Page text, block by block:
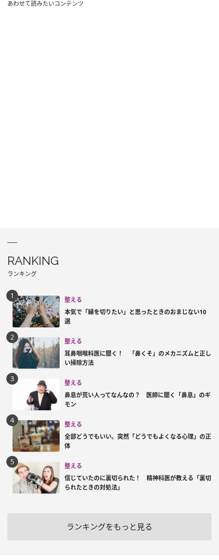
あわせて読みたいコンテンツ
RANKING
ランキング
整える
本気で「縁を切りたい」と思ったときのおまじない10
選
整える
耳鼻咽喉科医に聞く！ 「鼻くそ」のメカニズムと正し
い掃除方法
整える
鼻息が荒い人ってなんなの？ 医師に聞く「鼻息」のギ
モン
整える
全部どうでもいい。突然「どうでもよくなる心理」の正
体
整える
信じていたのに裏切られた！ 精神科医が教える「裏切
られたときの対処法」
ランキングをもっと見る